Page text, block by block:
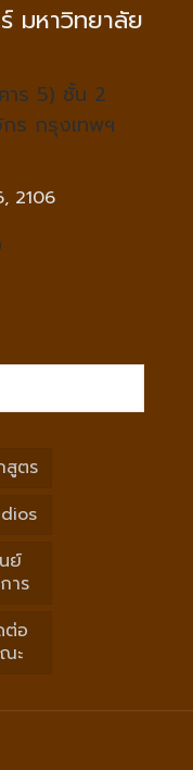
มหาวิทยาลัย
าร 5) ชั้น 2
ร กรุงเทพฯ
2106
สูตร
ย์
าร
ต่อ
ะ